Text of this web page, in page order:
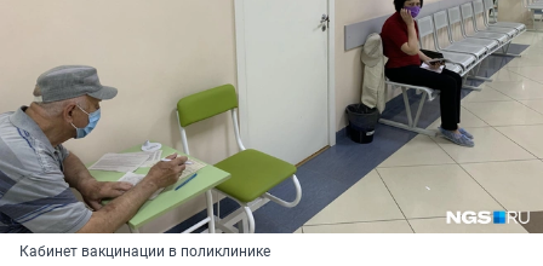
Кабинет вакцинации в поликлинике